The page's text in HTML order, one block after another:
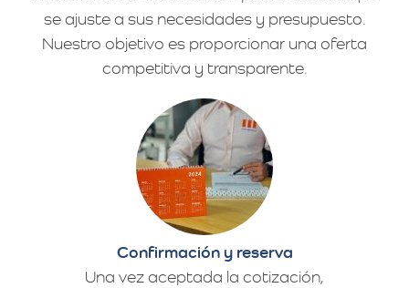
se ajuste a sus necesidades y presupuesto.
Nuestro objetivo es proporcionar una oferta
competitiva y transparente.
Confirmación y reserva
Una vez aceptada la cotización,